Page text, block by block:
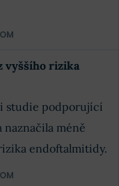
vyššího rizika
studie podporující
naznačila méně
endoftalmitidy.